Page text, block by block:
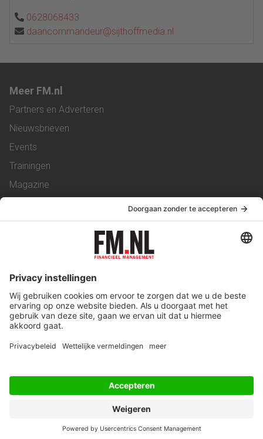
0628068433
daancommandeur@sijthoffmedia.nl
Meer FM.nl
Partners en Adverteren
Nieuwsbrieven
Events
Trainingen
Magazine
Service & Contact
Werken bij ons
Privacy Statement
Algemene Voorwaarden